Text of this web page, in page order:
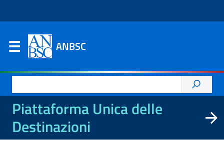
ANBSC
per:
Piattaforma Unica delle
Destinazioni